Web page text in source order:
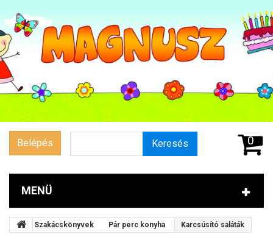
Belépés Keresés 0
MENÜ
Szakácskönyvek Pár perc konyha Karcsúsító saláták